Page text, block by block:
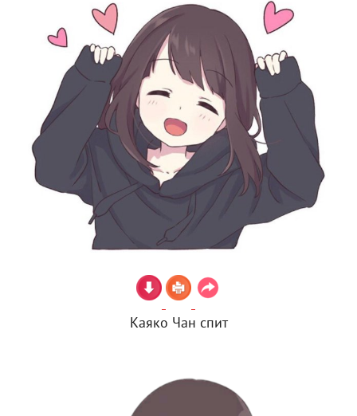
Каяко Чан спит